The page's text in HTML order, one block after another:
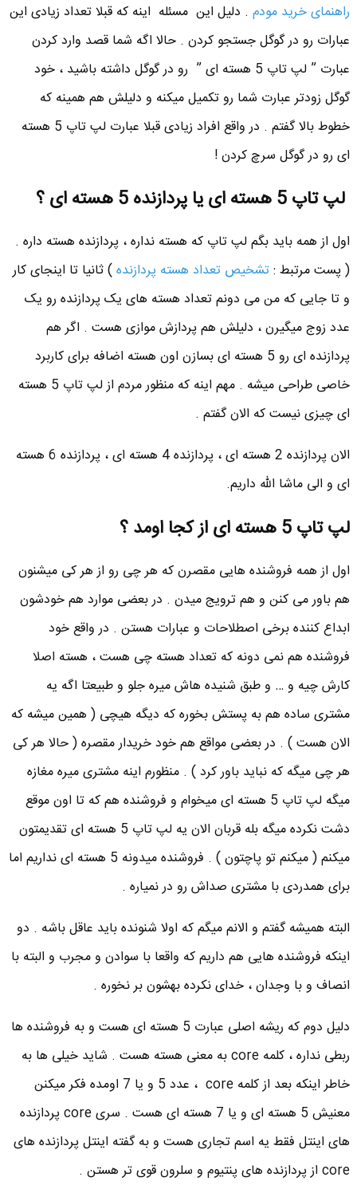
راهنمای خرید مودم. دلیل این مسئله اینه که قبلا تعداد زیادی این
عبارات رو در گوگل جستجو کردن . حالا اگه شما قصد وارد کردن
عبارت ” لپ تاپ 5 هسته ای ” رو در گوگل داشته باشید ، خود
گوگل زودتر عبارت شما رو تکمیل میکنه و دلیلش هم همینه که
خطوط بالا گفتم . در واقع افراد زیادی قبلا عبارت لپ تاپ 5 هسته
ای رو در گوگل سرچ کردن !
لپ تاپ 5 هسته ای یا پردازنده 5 هسته ای ؟
اول از همه باید بگم لپ تاپ که هسته نداره ، پردازنده هسته داره .
( پست مرتبط :تشخیص تعداد هسته پردازنده) ثانیا تا اینجای کار
و تا جایی که من می دونم تعداد هسته های یک پردازنده رو یک
عدد زوج میگیرن ، دلیلش هم پردازش موازی هست . اگر هم
پردازنده ای رو 5 هسته ای بسازن اون هسته اضافه برای کاربرد
خاصی طراحی میشه . مهم اینه که منظور مردم از لپ تاپ 5 هسته
ای چیزی نیست که الان گفتم .
الان پردازنده 2 هسته ای ، پردازنده 4 هسته ای ، پردازنده 6 هسته
ای و الی ماشا الله داریم.
لپ تاپ 5 هسته ای از کجا اومد ؟
اول از همه فروشنده هایی مقصرن که هر چی رو از هر کی میشنون
هم باور می کنن و هم ترویج میدن . در بعضی موارد هم خودشون
ابداع کننده برخی اصطلاحات و عبارات هستن . در واقع خود
فروشنده هم نمی دونه که تعداد هسته چی هست ، هسته اصلا
کارش چیه و … و طبق شنیده هاش میره جلو و طبیعتا اگه یه
مشتری ساده هم به پستش بخوره که دیگه هیچی ( همین میشه که
الان هست ) . در بعضی مواقع هم خود خریدار مقصره ( حالا هر کی
هر چی میگه که نباید باور کرد ) . منظورم اینه مشتری میره مغازه
میگه لپ تاپ 5 هسته ای میخوام و فروشنده هم که تا اون موقع
دشت نکرده میگه بله قربان الان یه لپ تاپ 5 هسته ای تقدیمتون
میکنم ( میکنم تو پاچتون ) . فروشنده میدونه 5 هسته ای نداریم اما
برای همدردی با مشتری صداش رو در نمیاره .
البته همیشه گفتم و الانم میگم که اولا شنونده باید عاقل باشه . دو
اینکه فروشنده هایی هم داریم که واقعا با سوادن و مجرب و البته با
انصاف و با وجدان ، خدای نکرده بهشون بر نخوره .
دلیل دوم که ریشه اصلی عبارت 5 هسته ای هست و به فروشنده ها
ربطی نداره ، کلمه core به معنی هسته هست . شاید خیلی ها به
خاطر اینکه بعد از کلمه core ، عدد 5 و یا 7 اومده فکر میکنن
معنیش 5 هسته ای و یا 7 هسته ای هست . سری core پردازنده
های اینتل فقط یه اسم تجاری هست و به گفته اینتل پردازنده های
core از پردازنده های پنتیوم و سلرون قوی تر هستن .